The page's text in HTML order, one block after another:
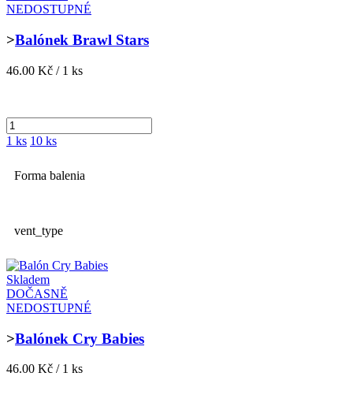
NEDOSTUPNÉ
>Balónek Brawl Stars
46.00 Kč / 1 ks
1 ks 10 ks
Forma balenia
vent_type
Skladem
DOČASNĚ
NEDOSTUPNÉ
>Balónek Cry Babies
46.00 Kč / 1 ks